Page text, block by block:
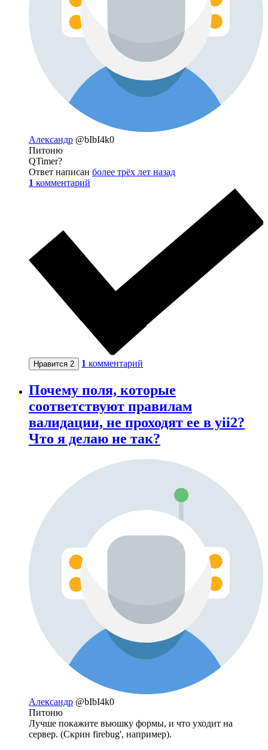
Александр @bIbI4k0
Питоню
QTimer?
Ответ написан более трёх лет назад
1 комментарий
Нравится 2 1 комментарий
Почему поля, которые
соответствуют правилам
валидации, не проходят ее в yii2?
Что я делаю не так?
Александр @bIbI4k0
Питоню
Лучше покажите вьюшку формы, и что уходит на
сервер. (Скрин firebug', например).